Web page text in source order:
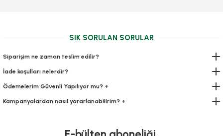
SIK SORULAN SORULAR
Siparişim ne zaman teslim edilir?
İade koşulları nelerdir?
Ödemelerim Güvenli Yapılıyor mu? +
Kampanyalardan nasıl yararlanabilirim? +